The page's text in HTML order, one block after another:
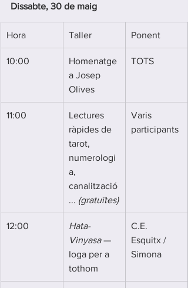
Dissabte, 30 de maig
Hora Taller Ponent
10:00
Homenatge
a Josep
Olives
TOTS
11:00
Lectures
ràpides de
tarot,
numerologi
a,
canalització
... (gratuïtes)
Varis
participants
12:00
Hata-
Vinyasa —
Ioga per a
tothom
C.E.
Esquitx /
Simona